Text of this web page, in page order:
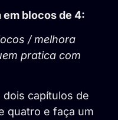
blocos de 4:
/ melhora
pratica com
dois capítulos de
quatro e faça um